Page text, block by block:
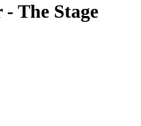
The Stage